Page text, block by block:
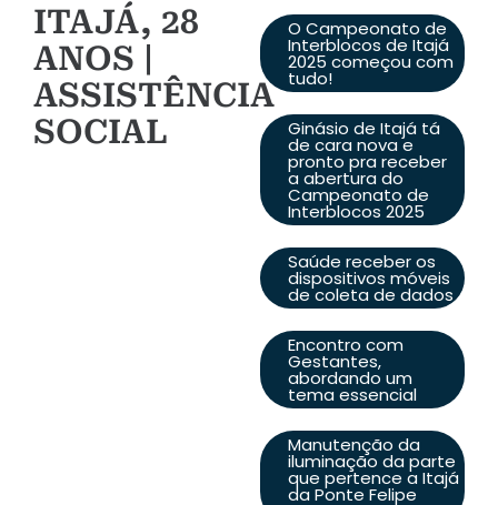
ITAJÁ, 28
ANOS |
ASSISTÊNCIA
SOCIAL
O Campeonato de
Interblocos de Itajá
2025 começou com
tudo!
Ginásio de Itajá tá
de cara nova e
pronto pra receber
a abertura do
Campeonato de
Interblocos 2025
Saúde receber os
dispositivos móveis
de coleta de dados
Encontro com
Gestantes,
abordando um
tema essencial
Manutenção da
iluminação da parte
que pertence a Itajá
da Ponte Felipe